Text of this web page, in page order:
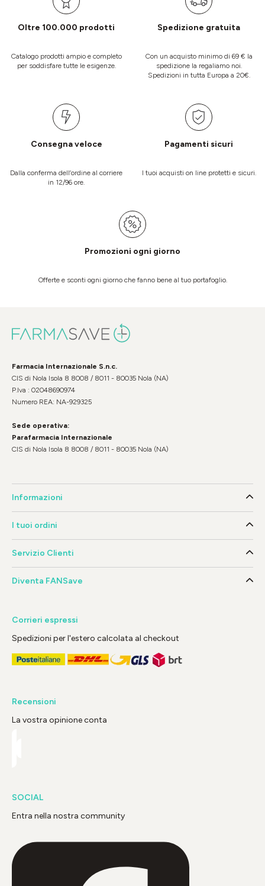
Oltre 100.000 prodotti
Catalogo prodotti ampio e completo
per soddisfare tutte le esigenze.
Spedizione gratuita
Con un acquisto minimo di 69 € la
spedizione la regaliamo noi.
Spedizioni in tutta Europa a 20€.
Consegna veloce
Dalla conferma dell’ordine al corriere
in 12/96 ore.
Pagamenti sicuri
I tuoi acquisti on line protetti e sicuri.
Promozioni ogni giorno
Offerte e sconti ogni giorno che fanno bene al tuo portafoglio.
Farmacia Internazionale S.n.c.
CIS di Nola Isola 8 8008 / 8011 - 80035 Nola (NA)
P.Iva : 02048690974
Numero REA: NA-929325
Sede operativa:
Parafarmacia Internazionale
CIS di Nola Isola 8 8008 / 8011 - 80035 Nola (NA)
Informazioni
I tuoi ordini
Servizio Clienti
Diventa FANSave
Corrieri espressi
Spedizioni per l'estero calcolata al checkout
Recensioni
La vostra opinione conta
SOCIAL
Entra nella nostra community